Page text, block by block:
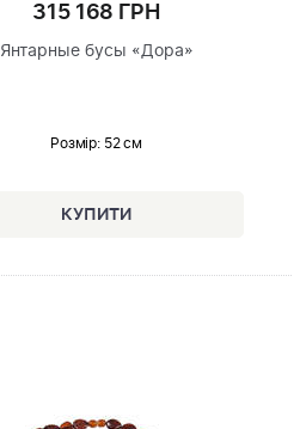
315 168 ГРН
Янтарные бусы «Дора»
Розмір: 52 см